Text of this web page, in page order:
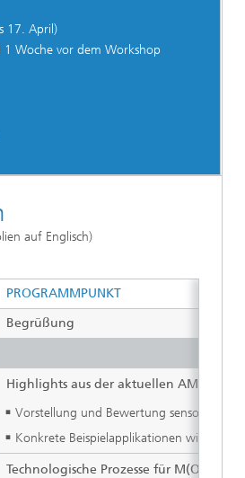
17. April)
Woche vor dem Workshop
auf Englisch)
PROGRAMMPUNKT
Begrüßung
Highlights aus der aktuellen AMA-
Vorstellung und Bewertung sensorischer
Konkrete Beispielapplikationen wie
Technologische Prozesse für M(O)EMS